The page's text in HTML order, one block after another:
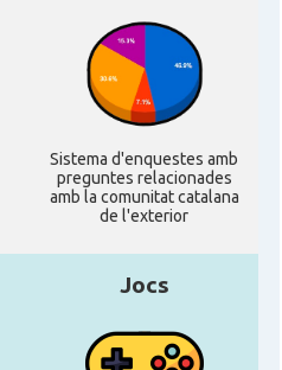
Sistema d'enquestes amb
preguntes relacionades
amb la comunitat catalana
de l'exterior
Jocs